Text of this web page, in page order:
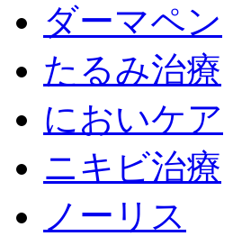
ダーマペン
たるみ治療
においケア
ニキビ治療
ノーリス